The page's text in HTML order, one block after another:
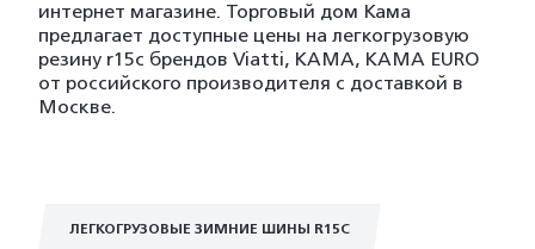
интернет магазине. Торговый дом Кама
предлагает доступные цены на легкогрузовую
резину r15c брендов Viatti, KAMA, KAMA EURO
от российского производителя с доставкой в
Москве.
ЛЕГКОГРУЗОВЫЕ ЗИМНИЕ ШИНЫ R15C